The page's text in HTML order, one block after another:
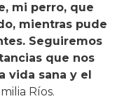
mi perro, que
mientras pude
Seguiremos
que nos
vida sana y el
Ríos.